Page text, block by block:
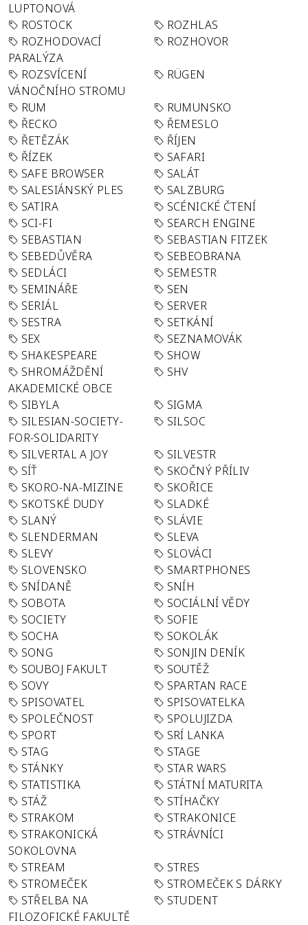
LUPTONOVÁ
ROSTOCK
ROZHLAS
ROZHODOVACÍ
PARALÝZA
ROZHOVOR
ROZSVÍCENÍ
VÁNOČNÍHO STROMU
RÜGEN
RUM
RUMUNSKO
ŘECKO
ŘEMESLO
ŘETĚZÁK
ŘÍJEN
ŘÍZEK
SAFARI
SAFE BROWSER
SALÁT
SALESIÁNSKÝ PLES
SALZBURG
SATIRA
SCÉNICKÉ ČTENÍ
SCI-FI
SEARCH ENGINE
SEBASTIAN
SEBASTIAN FITZEK
SEBEDŮVĚRA
SEBEOBRANA
SEDLÁCI
SEMESTR
SEMINÁŘE
SEN
SERIÁL
SERVER
SESTRA
SETKÁNÍ
SEX
SEZNAMOVÁK
SHAKESPEARE
SHOW
SHROMÁŽDĚNÍ
AKADEMICKÉ OBCE
SHV
SIBYLA
SIGMA
SILESIAN-SOCIETY-
FOR-SOLIDARITY
SILSOC
SILVERTAL A JOY
SILVESTR
SÍŤ
SKOČNÝ PŘÍLIV
SKORO-NA-MIZINE
SKOŘICE
SKOTSKÉ DUDY
SLADKÉ
SLANÝ
SLÁVIE
SLENDERMAN
SLEVA
SLEVY
SLOVÁCI
SLOVENSKO
SMARTPHONES
SNÍDANĚ
SNÍH
SOBOTA
SOCIÁLNÍ VĚDY
SOCIETY
SOFIE
SOCHA
SOKOLÁK
SONG
SONJIN DENÍK
SOUBOJ FAKULT
SOUTĚŽ
SOVY
SPARTAN RACE
SPISOVATEL
SPISOVATELKA
SPOLEČNOST
SPOLUJIZDA
SPORT
SRÍ LANKA
STAG
STAGE
STÁNKY
STAR WARS
STATISTIKA
STÁTNÍ MATURITA
STÁŽ
STÍHAČKY
STRAKOM
STRAKONICE
STRAKONICKÁ
SOKOLOVNA
STRÁVNÍCI
STREAM
STRES
STROMEČEK
STROMEČEK S DÁRKY
STŘELBA NA
FILOZOFICKÉ FAKULTĚ
STUDENT